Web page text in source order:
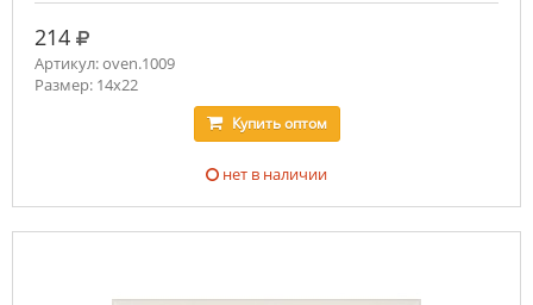
214 руб.
Артикул: oven.1009
Размер: 14х22
Купитьоптом
нет в наличии